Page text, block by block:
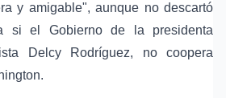
y amigable", aunque no descartó
si el Gobierno de la presidenta
Delcy Rodríguez, no coopera